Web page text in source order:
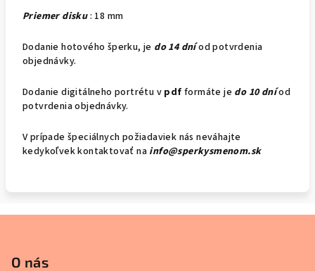
Priemer disku: 18 mm
Dodanie hotového šperku, je do 14 dníod potvrdenia
objednávky.
Dodanie digitálneho portrétu v pdf formáte je do 10 dníod
potvrdenia objednávky.
V prípade špeciálnych požiadaviek nás neváhajte
kedykoľvek kontaktovať na info@sperkysmenom.sk
O nás